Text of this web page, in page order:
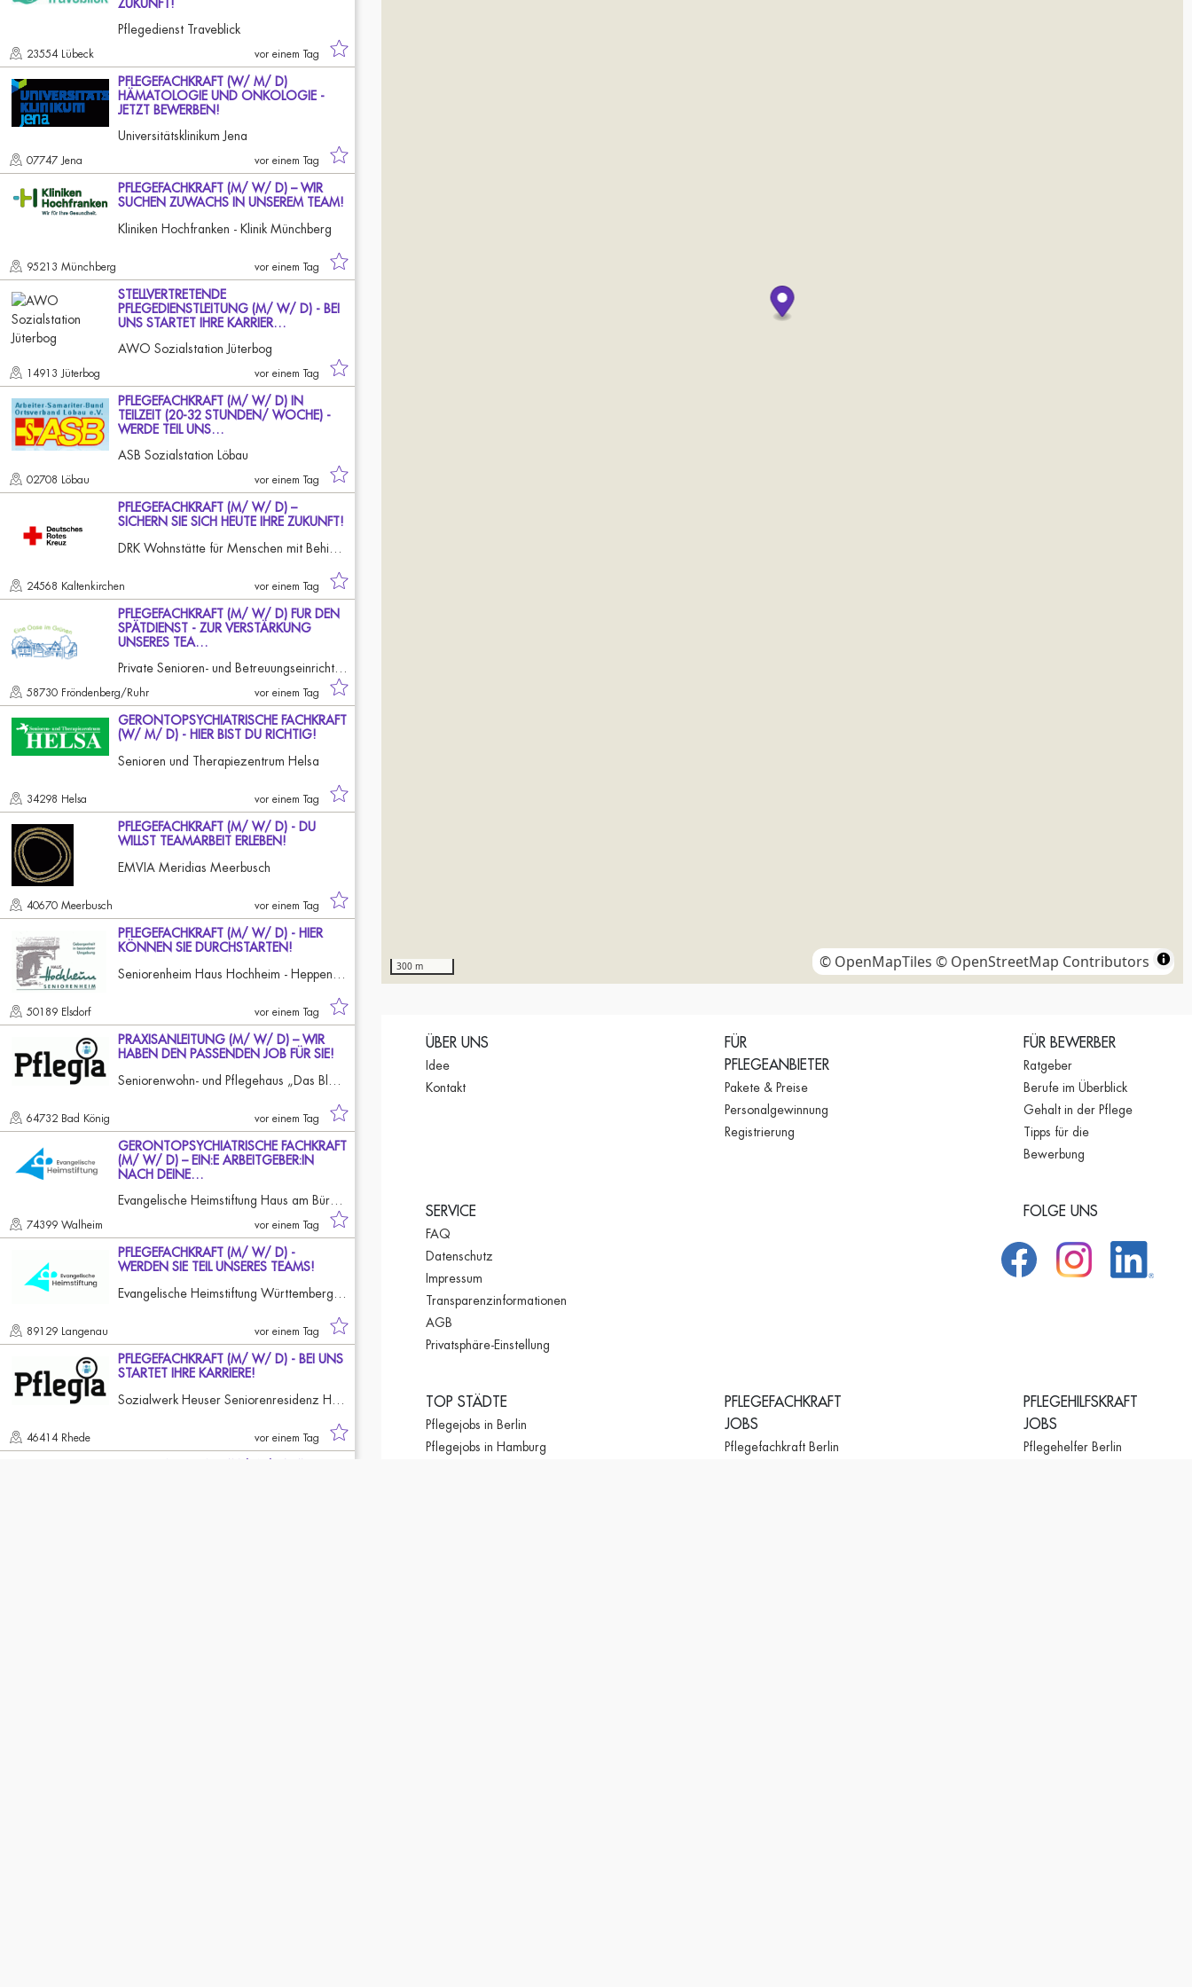
ZUKUNFT!
Pflegedienst Traveblick
23554 Lübeck vor einem Tag
PFLEGEFACHKRAFT (W/ M/ D)
HÄMATOLOGIE UND ONKOLOGIE -
JETZT BEWERBEN!
Universitätsklinikum Jena
07747 Jena vor einem Tag
PFLEGEFACHKRAFT (M/ W/ D) – WIR
SUCHEN ZUWACHS IN UNSEREM TEAM!
Kliniken Hochfranken - Klinik Münchberg
95213 Münchberg vor einem Tag
STELLVERTRETENDE
PFLEGEDIENSTLEITUNG (M/ W/ D) - BEI
UNS STARTET IHRE KARRIER…
AWO Sozialstation Jüterbog
14913 Jüterbog vor einem Tag
PFLEGEFACHKRAFT (M/ W/ D) IN
TEILZEIT (20-32 STUNDEN/ WOCHE) -
WERDE TEIL UNS…
ASB Sozialstation Löbau
02708 Löbau vor einem Tag
PFLEGEFACHKRAFT (M/ W/ D) –
SICHERN SIE SICH HEUTE IHRE ZUKUNFT!
24568 Kaltenkirchen vor einem Tag
PFLEGEFACHKRAFT (M/ W/ D) FÜR DEN
SPÄTDIENST - ZUR VERSTÄRKUNG
UNSERES TEA…
58730 Fröndenberg/Ruhr vor einem Tag
GERONTOPSYCHIATRISCHE FACHKRAFT
(W/ M/ D) - HIER BIST DU RICHTIG!
Senioren und Therapiezentrum Helsa
34298 Helsa vor einem Tag
PFLEGEFACHKRAFT (M/ W/ D) - DU
WILLST TEAMARBEIT ERLEBEN!
EMVIA Meridias Meerbusch
40670 Meerbusch vor einem Tag
PFLEGEFACHKRAFT (M/ W/ D) - HIER
KÖNNEN SIE DURCHSTARTEN!
50189 Elsdorf vor einem Tag
PRAXISANLEITUNG (M/ W/ D) – WIR
HABEN DEN PASSENDEN JOB FÜR SIE!
64732 Bad König vor einem Tag
GERONTOPSYCHIATRISCHE FACHKRAFT
(M/ W/ D) – EIN:E ARBEITGEBER:IN
NACH DEINE…
74399 Walheim vor einem Tag
PFLEGEFACHKRAFT (M/ W/ D) -
WERDEN SIE TEIL UNSERES TEAMS!
89129 Langenau vor einem Tag
PFLEGEFACHKRAFT (M/ W/ D) - BEI UNS
STARTET IHRE KARRIERE!
46414 Rhede vor einem Tag
300 m © OpenMapTiles © OpenStreetMap Contributors
ÜBER UNS
Idee
Kontakt
FÜR
PFLEGEANBIETER
Pakete & Preise
Personalgewinnung
Registrierung
FÜR BEWERBER
Ratgeber
Berufe im Überblick
Gehalt in der Pflege
Tipps für die
Bewerbung
SERVICE
FAQ
Datenschutz
Impressum
Transparenzinformationen
AGB
Privatsphäre-Einstellung
FOLGE UNS
TOP STÄDTE
Pflegejobs in Berlin
Pflegejobs in Hamburg
PFLEGEFACHKRAFT
JOBS
Pflegefachkraft Berlin
PFLEGEHILFSKRAFT
JOBS
Pflegehelfer Berlin